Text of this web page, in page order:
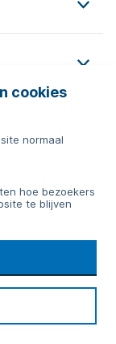
cookies
normaal
hoe bezoekers
te blijven